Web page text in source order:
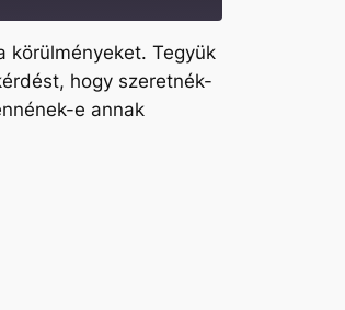
körülményeket. Tegyük
hogy szeretnék-
e annak